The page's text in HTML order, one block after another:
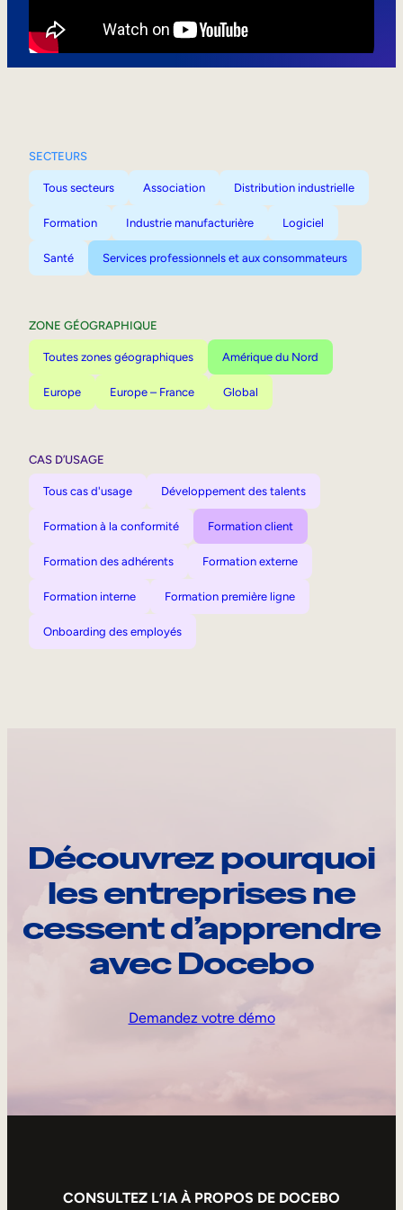
SECTEURS
Tous secteurs Association Distribution industrielle
Formation Industrie manufacturière Logiciel
Santé Services professionnels et aux consommateurs
ZONE GÉOGRAPHIQUE
Toutes zones géographiques Amérique du Nord
Europe Europe – France Global
CAS D’USAGE
Tous cas d'usage Développement des talents
Formation à la conformité Formation client
Formation des adhérents Formation externe
Formation interne Formation première ligne
Onboarding des employés
Découvrez pourquoi
les entreprises ne
cessent d’apprendre
avec Docebo
Demandez votre démo
CONSULTEZ L’IA À PROPOS DE DOCEBO